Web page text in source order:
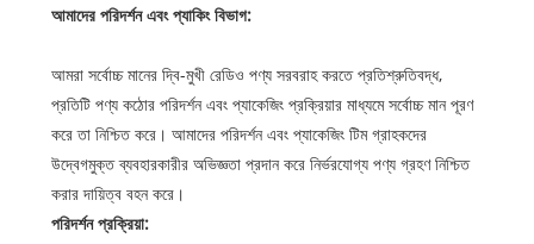
আমাদের পরিদর্শন এবং প্যাকিং বিভাগ:
আমরা সর্বোচ্চ মানের দ্বি-মুখী রেডিও পণ্য সরবরাহ করতে প্রতিশ্রুতিবদ্ধ,
প্রতিটি পণ্য কঠোর পরিদর্শন এবং প্যাকেজিং প্রক্রিয়ার মাধ্যমে সর্বোচ্চ মান পূরণ
করে তা নিশ্চিত করে। আমাদের পরিদর্শন এবং প্যাকেজিং টিম গ্রাহকদের
উদ্বেগমুক্ত ব্যবহারকারীর অভিজ্ঞতা প্রদান করে নির্ভরযোগ্য পণ্য গ্রহণ নিশ্চিত
করার দায়িত্ব বহন করে।
পরিদর্শন প্রক্রিয়া: